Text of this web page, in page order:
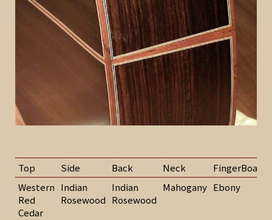
Top Side Back Neck
FingerBoard
Western
Red
Cedar
Indian
Rosewood
Indian
Rosewood
Mahogany Ebony